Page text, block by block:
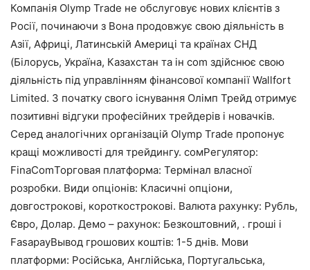
Компанія Olymp Trade не обслуговує нових клієнтів з
Росії, починаючи з Вона продовжує свою діяльність в
Азії, Африці, Латинській Америці та країнах СНД
(Білорусь, Україна, Казахстан та ін com здійснює свою
діяльність під управлінням фінансової компанії Wallfort
Limited. З початку свого існування Олімп Трейд отримує
позитивні відгуки професійних трейдерів і новачків.
Серед аналогічних організацій Olymp Trade пропонує
кращі можливості для трейдингу. сомРегулятор:
FinaComТорговая платформа: Термінал власної
розробки. Види опціонів: Класичні опціони,
довгострокові, короткострокові. Валюта рахунку: Рубль,
Євро, Долар. Демо – рахунок: Безкоштовний, . гроші і
FasapayВывод грошових коштів: 1-5 днів. Мови
платформи: Російська, Англійська, Португальська,